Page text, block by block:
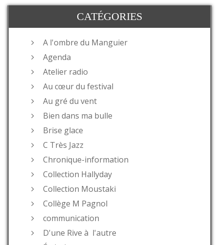
CATÉGORIES
A l'ombre du Manguier
Agenda
Atelier radio
Au cœur du festival
Au gré du vent
Bien dans ma bulle
Brise glace
C Très Jazz
Chronique-information
Collection Hallyday
Collection Moustaki
Collège M Pagnol
communication
D'une Rive à l'autre